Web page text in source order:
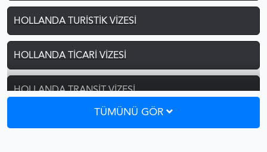
HOLLANDA TURISTIK VIZESI
HOLLANDA TICARI VIZESI
HOLLANDA TRANSIT VIZESI
TÜMÜNÜ GÖR